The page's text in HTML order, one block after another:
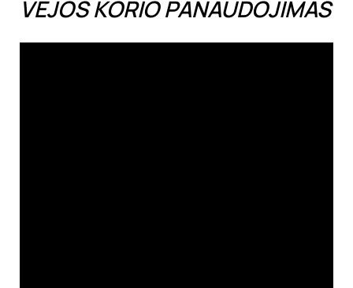
VEJOS KORIO PANAUDOJIMAS